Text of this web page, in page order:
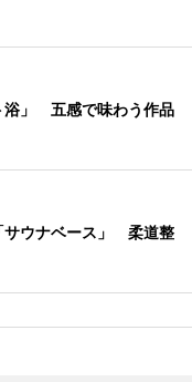
浴」 五感で味わう作品
サウナベース」 柔道整